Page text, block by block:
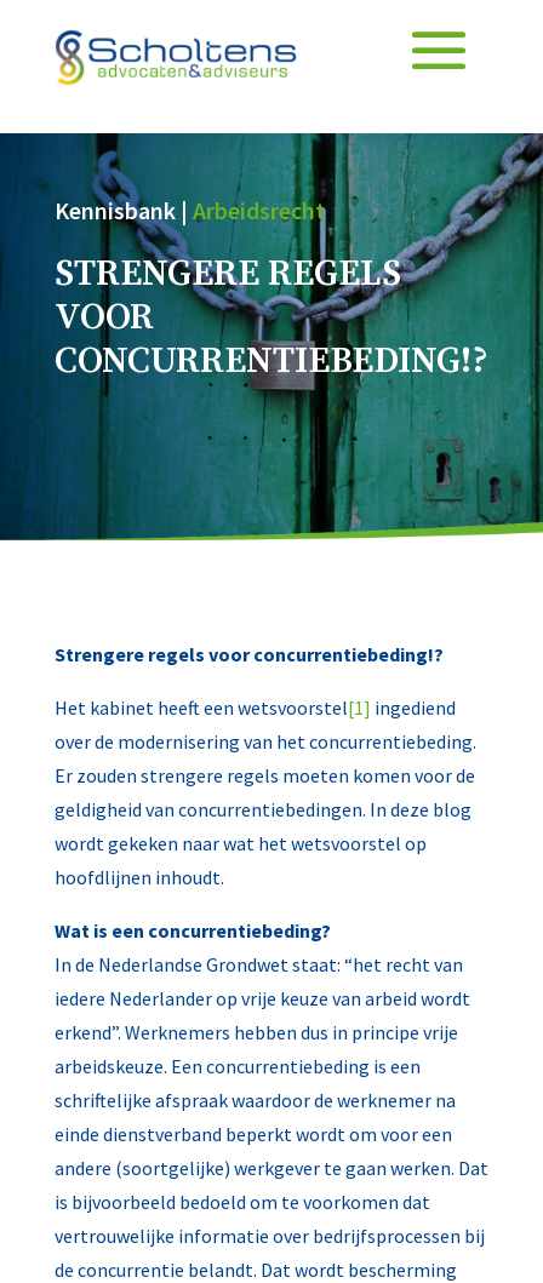
Kennisbank | Arbeidsrecht
STRENGERE REGELS
VOOR
CONCURRENTIEBEDING!?
Strengere regels voor concurrentiebeding!?
Het kabinet heeft een wetsvoorstel[1] ingediend
over de modernisering van het concurrentiebeding.
Er zouden strengere regels moeten komen voor de
geldigheid van concurrentiebedingen. In deze blog
wordt gekeken naar wat het wetsvoorstel op
hoofdlijnen inhoudt.
Wat is een concurrentiebeding?
In de Nederlandse Grondwet staat: “het recht van
iedere Nederlander op vrije keuze van arbeid wordt
erkend”. Werknemers hebben dus in principe vrije
arbeidskeuze. Een concurrentiebeding is een
schriftelijke afspraak waardoor de werknemer na
einde dienstverband beperkt wordt om voor een
andere (soortgelijke) werkgever te gaan werken. Dat
is bijvoorbeeld bedoeld om te voorkomen dat
vertrouwelijke informatie over bedrijfsprocessen bij
de concurrentie belandt. Dat wordt bescherming